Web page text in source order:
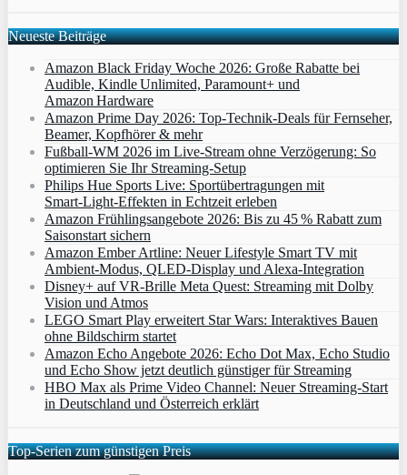
Neueste Beiträge
Amazon Black Friday Woche 2026: Große Rabatte bei
Audible, Kindle Unlimited, Paramount+ und
Amazon Hardware
Amazon Prime Day 2026: Top-Technik-Deals für Fernseher,
Beamer, Kopfhörer & mehr
Fußball-WM 2026 im Live-Stream ohne Verzögerung: So
optimieren Sie Ihr Streaming-Setup
Philips Hue Sports Live: Sportübertragungen mit
Smart‑Light‑Effekten in Echtzeit erleben
Amazon Frühlingsangebote 2026: Bis zu 45 % Rabatt zum
Saisonstart sichern
Amazon Ember Artline: Neuer Lifestyle Smart TV mit
Ambient‑Modus, QLED‑Display und Alexa‑Integration
Disney+ auf VR-Brille Meta Quest: Streaming mit Dolby
Vision und Atmos
LEGO Smart Play erweitert Star Wars: Interaktives Bauen
ohne Bildschirm startet
Amazon Echo Angebote 2026: Echo Dot Max, Echo Studio
und Echo Show jetzt deutlich günstiger für Streaming
HBO Max als Prime Video Channel: Neuer Streaming‑Start
in Deutschland und Österreich erklärt
Top-Serien zum günstigen Preis